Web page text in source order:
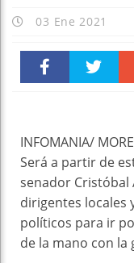
03 Ene 2021
INFOMANIA/
Será a partir de
senador Cristóbal
dirigentes locales
políticos para ir
de la mano con la